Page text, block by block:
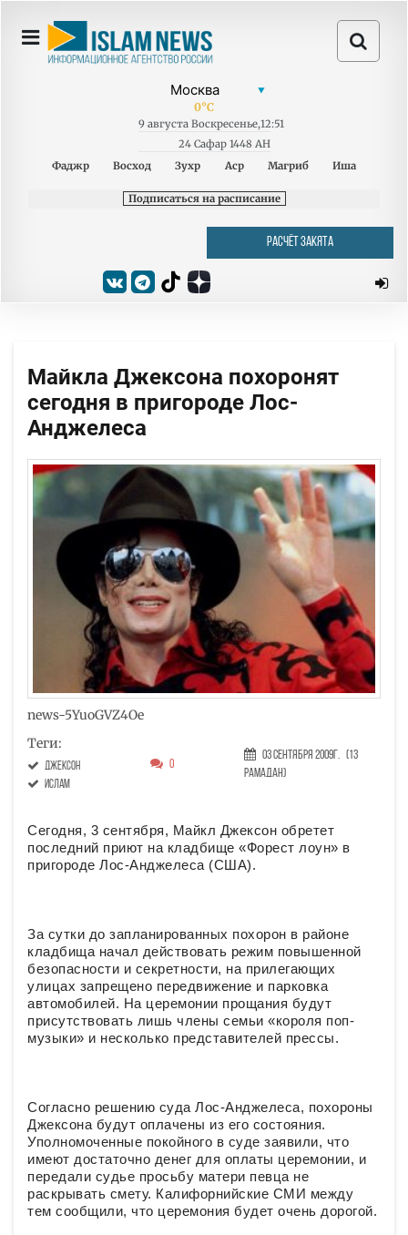
0°C
9 августа Воскресенье,12:51
24 Сафар 1448 AH
Фаджр
Восход Зухр Аср Магриб Иша
Подписаться на расписание
РАСЧЁТ ЗАКЯТА
Майкла Джексона похоронят
сегодня в пригороде Лос-
Анджелеса
news-5YuoGVZ4Oe
Теги:
Джексон
ислам
0
03 Сентября 2009г. (13
Рамадан)
Сегодня, 3 сентября, Майкл Джексон обретет
последний приют на кладбище «Форест лоун» в
пригороде Лос-Анджелеса (США).
За сутки до запланированных похорон в районе
кладбища начал действовать режим повышенной
безопасности и секретности, на прилегающих
улицах запрещено передвижение и парковка
автомобилей. На церемонии прощания будут
присутствовать лишь члены семьи «короля поп-
музыки» и несколько представителей прессы.
Согласно решению суда Лос-Анджелеса, похороны
Джексона будут оплачены из его состояния.
Уполномоченные покойного в суде заявили, что
имеют достаточно денег для оплаты церемонии, и
передали судье просьбу матери певца не
раскрывать смету. Калифорнийские СМИ между
тем сообщили, что церемония будет очень дорогой.